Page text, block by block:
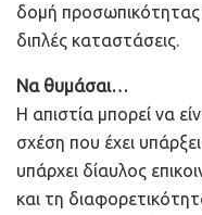
δομή
διπλές καταστάσεις.
Να θυμάσαι…
Η απιστία μπορεί να
σχέση που έχει
υπάρχει δίαυλος
και τη